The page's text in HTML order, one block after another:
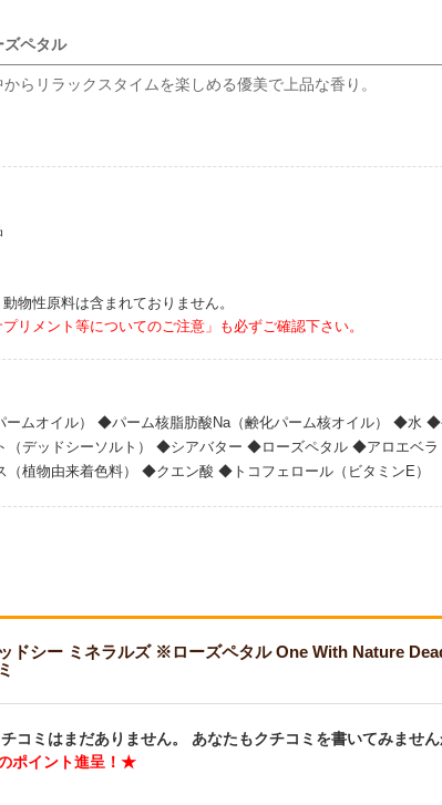
ズペタル
らリラックスタイムを楽しめる優美で上品な香り。
物性原料は含まれておりません。
リメント等についてのご注意」も必ずご確認下さい。
ームオイル） ◆パーム核脂肪酸Na（鹸化パーム核オイル） ◆水
（デッドシーソルト） ◆シアバター ◆ローズペタル ◆アロエベ
植物由来着色料） ◆クエン酸 ◆トコフェロール（ビタミンE）
ドシー ミネラルズ ※ローズペタル One With Nature
コミはまだありません。 あなたもクチコミを書いてみません
ポイント進呈！★